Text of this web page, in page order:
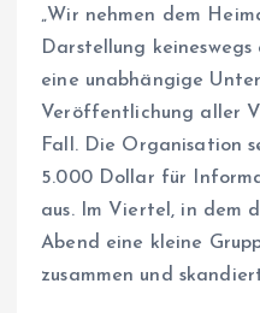
„Wir nehmen dem
Darstellung
eine unabhängige
Veröffentlichung aller
Fall. Die Organisation
5.000 Dollar für
aus. Im Viertel, in dem
Abend eine kleine
zusammen und